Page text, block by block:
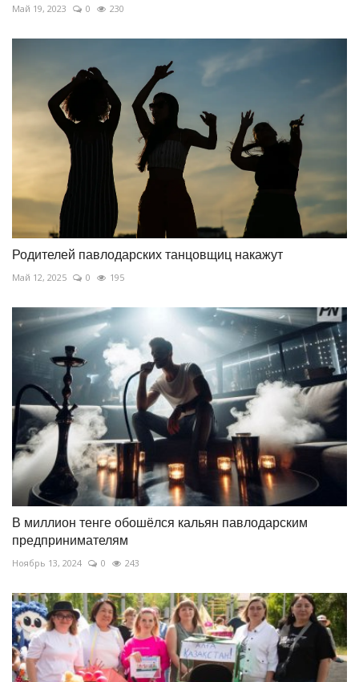
Май 19, 2023 0 230
Родителей павлодарских танцовщиц накажут
Май 12, 2025 0 195
В миллион тенге обошёлся кальян павлодарским
предпринимателям
Ноябрь 13, 2024 0 243